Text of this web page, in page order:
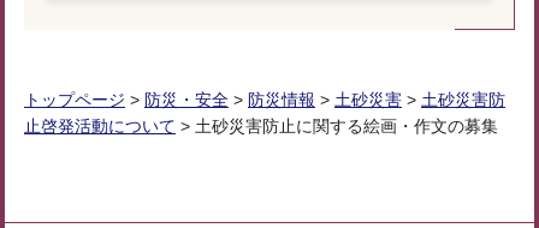
トップページ > 防災・安全 > 防災情報 > 土砂災害 > 土砂災害防
止啓発活動について > 土砂災害防止に関する絵画・作文の募集